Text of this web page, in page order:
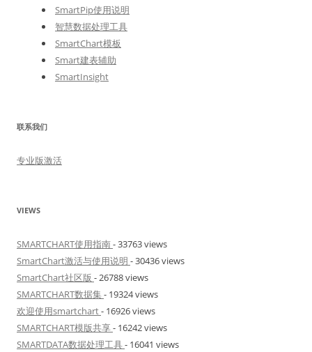
SmartPip使用说明
智慧数据处理工具
SmartChart模板
Smart建表辅助
SmartInsight
联系我们
专业版激活
VIEWS
SMARTCHART使用指南- 33763 views
SmartChart激活与使用说明 - 30436 views
SmartChart社区版 - 26788 views
SMARTCHART数据集 - 19324 views
欢迎使用smartchart- 16926 views
SMARTCHART模版共享- 16242 views
SMARTDATA数据处理工具- 16041 views